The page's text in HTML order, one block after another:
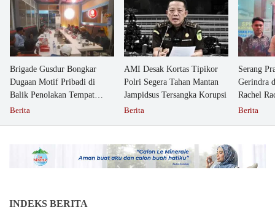
Brigade Gusdur Bongkar
Dugaan Motif Pribadi di
Balik Penolakan Tempat
Ibadah GKJW Bangil
Berita
AMI Desak Kortas Tipikor
Polri Segera Tahan Mantan
Jampidsus Tersangka Korupsi
Berita
Serang
Gerindra
Rachel
Berita
INDEKS BERITA